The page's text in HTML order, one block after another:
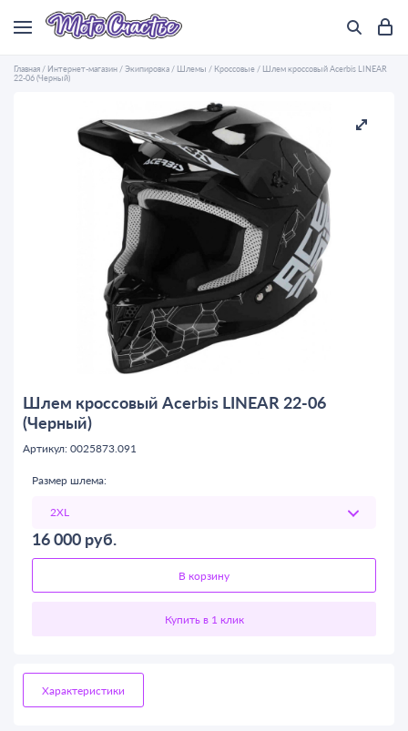
Главная / Интернет-магазин /Экипировка / Шлемы / Кроссовые / Шлем кроссовый Acerbis LINEAR
22-06 (Черный)
Шлем кроссовый Acerbis LINEAR 22-06
(Черный)
Артикул: 0025873.091
Размер шлема:
16 000 руб.
В корзину
Характеристики